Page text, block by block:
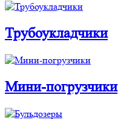
Трубоукладчики
Мини-погрузчики